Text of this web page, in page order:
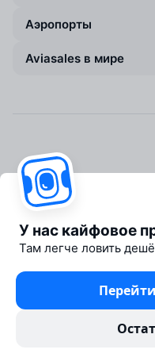
Аэропорты
Aviasales в мире
Об
У нас кайфовое
Там легче ловить